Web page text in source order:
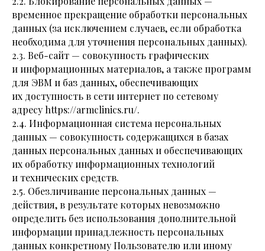
временное прекращение обработки персональных
данных (за исключением случаев, если обработка
необходима для уточнения персональных данных).
2.3. Веб-сайт — совокупность графических
и информационных материалов, а также программ
для ЭВМ и баз данных, обеспечивающих
их доступность в сети интернет по сетевому
адресу https://armclinics.ru/.
2.4. Информационная система персональных
данных — совокупность содержащихся в базах
данных персональных данных и обеспечивающих
их обработку информационных технологий
и технических средств.
2.5. Обезличивание персональных данных —
действия, в результате которых невозможно
определить без использования дополнительной
информации принадлежность персональных
данных конкретному Пользователю или иному